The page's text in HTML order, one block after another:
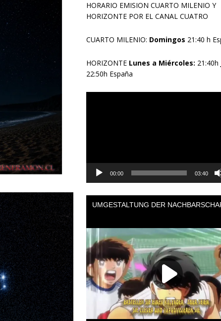
HORARIO EMISION CUARTO MILENIO Y
HORIZONTE POR EL CANAL CUATRO
CUARTO MILENIO: Domingos 21:40 h
HORIZONTE Lunes a Miércoles: 21:40h
22:50h España
00:00 03:40